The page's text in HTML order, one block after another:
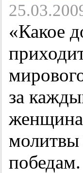
«Какое
за
молитвы
победам.